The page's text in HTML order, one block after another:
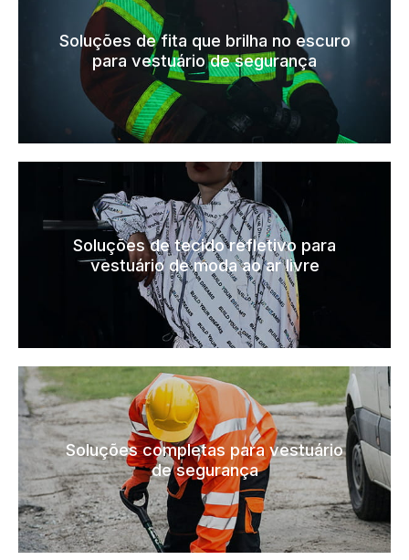
Soluções de fita que brilha no escuro
para vestuário de segurança
Soluções de tecido refletivo para
vestuário de moda ao ar livre
Soluções completas para vestuário
de segurança